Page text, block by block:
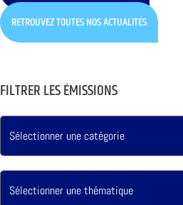
RETROUVEZ TOUTES NOS ACTUALITÉS
FILTRER LES ÉMISSIONS